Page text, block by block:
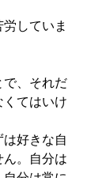
していま
で、それだ
くてはいけ
好きな自
。自分は